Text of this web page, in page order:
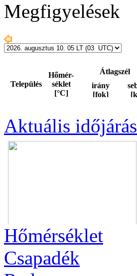
Megfigyelések
Aktuális időjárás
Hőmérséklet
Csapadék